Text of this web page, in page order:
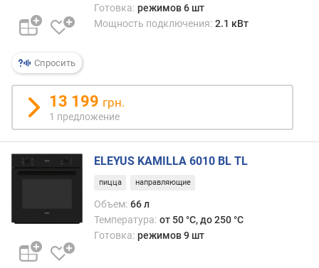
в
а
и
я
(
м
м
)
ш
а
д
Спросить
Готовка: режимов 6 шт
Мощность подключения: 2.1 кВт
13 199 грн.
1 предложение
ELEYUS KAMILLA 6010 BL TL
пицца направляющие
Объем: 66 л
Температура: от 50 °C, до 250 °C
Готовка: режимов 9 шт